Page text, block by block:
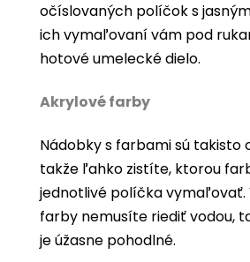
očíslovaných políčok s
ich vymaľovaní vám pod
hotové umelecké dielo.
Akrylové farby
Nádobky s farbami sú takisto
takže ľahko zistíte, ktorou
jednotlivé políčka vymaľovať.
farby nemusíte riediť vodou,
je úžasne pohodlné.